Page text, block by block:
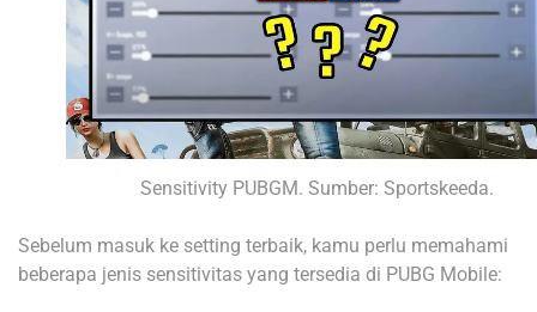
Sensitivity PUBGM. Sumber: Sportskeeda.
Sebelum masuk ke setting terbaik, kamu perlu memahami
beberapa jenis sensitivitas yang tersedia di PUBG Mobile: